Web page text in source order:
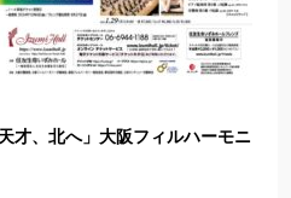
才、北へ」大阪フィルハーモニ